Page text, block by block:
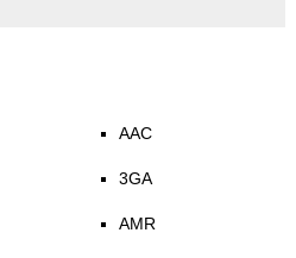
AAC
3GA
AMR